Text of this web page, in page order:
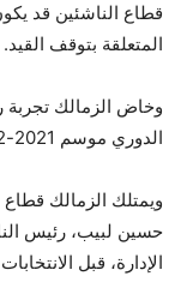
قطاع الناشئين قد
المتعلقة بتوقف القيد.
وخاض الزمالك تجربة
الدوري موسم 2021-2022 بدون صفقات، لكن التجربة لم تستمر.
ويمتلك الزمالك
حسين لبيب، رئيس
الإدارة، قبل